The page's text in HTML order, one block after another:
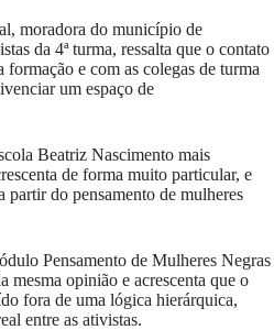
moradora do município de
da 4ª turma, ressalta que o contato
formação e com as colegas de turma
um espaço de
Beatriz Nascimento mais
de forma muito particular, e
partir do pensamento de mulheres
Pensamento de Mulheres Negras
mesma opinião e acrescenta que o
fora de uma lógica hierárquica,
entre as ativistas.